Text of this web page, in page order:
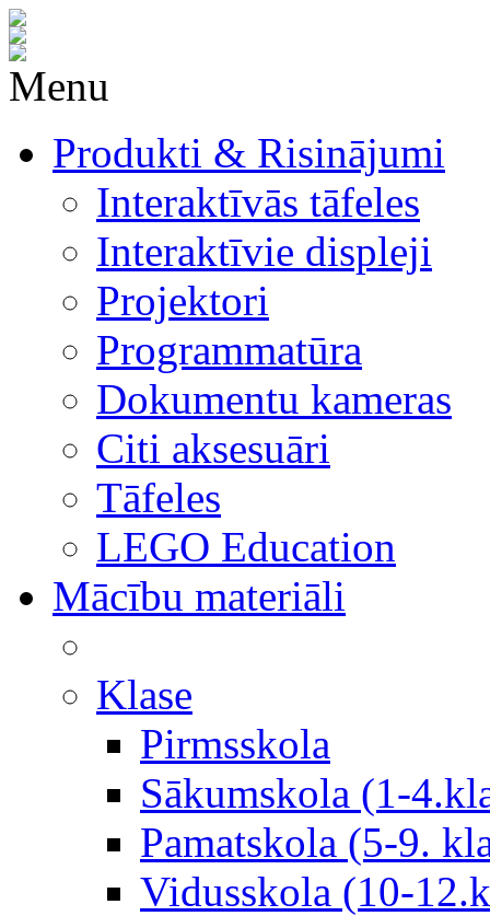
Menu
Produkti & Risinājumi
Interaktīvās tāfeles
Interaktīvie displeji
Projektori
Programmatūra
Dokumentu kameras
Citi aksesuāri
Tāfeles
LEGO Education
Mācību materiāli
Klase
Pirmsskola
Sākumskola (1-
Pamatskola (5-9.
Vidusskola (10-